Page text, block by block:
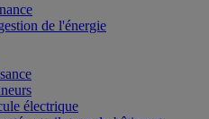
de l'énergie
électrique